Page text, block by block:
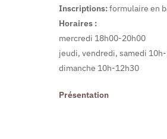
Inscriptions:formulaire en
Horaires :
mercredi 18h00-20h00
jeudi, vendredi, samedi
dimanche 10h-12h30
Présentation